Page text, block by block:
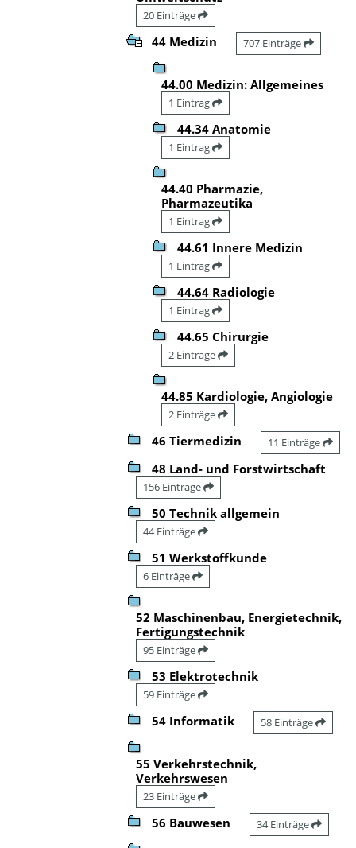
20 Einträge
44 Medizin 707 Einträge
44.00 Medizin: Allgemeines
1 Eintrag
44.34 Anatomie
1 Eintrag
44.40 Pharmazie,
Pharmazeutika
1 Eintrag
44.61 Innere Medizin
1 Eintrag
44.64 Radiologie
1 Eintrag
44.65 Chirurgie
2 Einträge
44.85 Kardiologie, Angiologie
2 Einträge
46 Tiermedizin 11 Einträge
48 Land- und Forstwirtschaft
156 Einträge
50 Technik allgemein
44 Einträge
51 Werkstoffkunde
6 Einträge
52 Maschinenbau, Energietechnik,
Fertigungstechnik
95 Einträge
53 Elektrotechnik
59 Einträge
54 Informatik 58 Einträge
55 Verkehrstechnik,
Verkehrswesen
23 Einträge
56 Bauwesen 34 Einträge